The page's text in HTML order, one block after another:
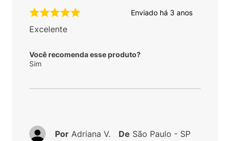
Enviado há 3 anos
Excelente
Você recomenda esse produto?
Sim
Por Adriana V. De São Paulo - SP